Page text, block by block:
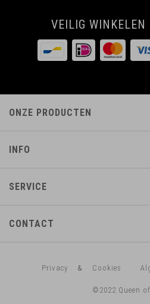
VEILIG WINKELEN
ONZE PRODUCTEN
INFO
SERVICE
CONTACT
Privacy & Cookies
©2022 Queen